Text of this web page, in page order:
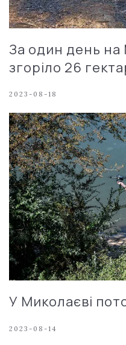
За один день на
згоріло 26
2023-08-18
У Миколаєві
2023-08-14